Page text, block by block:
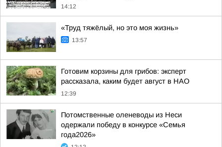
14:12
«Труд тяжёлый, но это моя жизнь»
13:57
Готовим корзины для грибов: эксперт
рассказала, каким будет август в НАО
12:39
Потомственные оленеводы из Неси
одержали победу в конкурсе «Семья
года2026»